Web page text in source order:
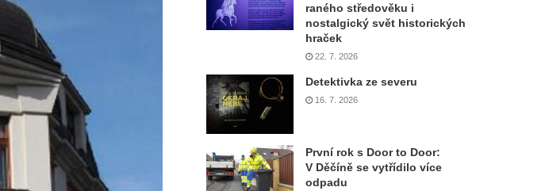
raného středověku i
nostalgický svět historických
hraček
22. 7. 2026
Detektivka ze severu
16. 7. 2026
První rok s Door to Door:
V Děčíně se vytřídilo více
odpadu